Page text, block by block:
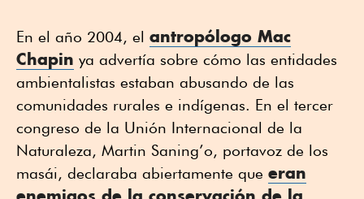
En el año 2004, el antropólogo Mac
Chapin ya advertía sobre cómo las entidades
ambientalistas estaban abusando de las
comunidades rurales e indígenas. En el tercer
congreso de la Unión Internacional de la
Naturaleza, Martin Saning’o, portavoz de los
masái, declaraba abiertamente que eran